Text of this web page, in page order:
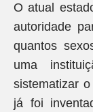
O atual
autoridade
quantos
uma
sistematizar
já foi